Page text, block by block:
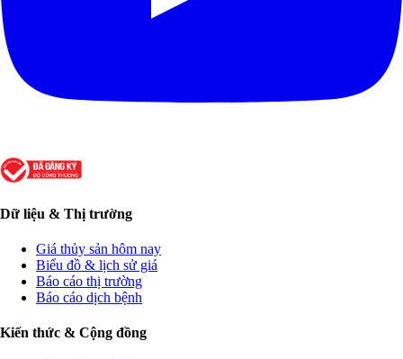
Dữ liệu & Thị trường
Giá thủy sản hôm nay
Biểu đồ & lịch sử giá
Báo cáo thị trường
Báo cáo dịch bệnh
Kiến thức & Cộng đồng